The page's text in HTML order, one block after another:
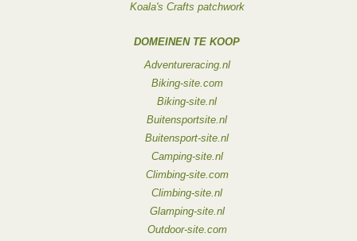
Koala's Crafts patchwork
DOMEINEN TE KOOP
Adventureracing.nl
Biking-site.com
Biking-site.nl
Buitensportsite.nl
Buitensport-site.nl
Camping-site.nl
Climbing-site.com
Climbing-site.nl
Glamping-site.nl
Outdoor-site.com